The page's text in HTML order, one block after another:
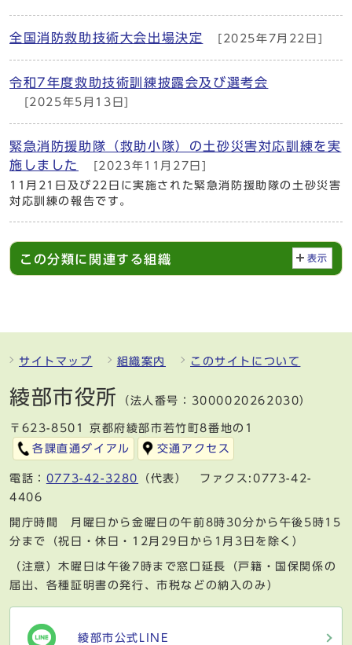
全国消防救助技術大会出場決定 [2025年7月22日]
令和7年度救助技術訓練披露会及び選考会
[2025年5月13日]
緊急消防援助隊（救助小隊）の土砂災害対応訓練を実
施しました
[2023年11月27日]
11月21日及び22日に実施された緊急消防援助隊の土砂災害
対応訓練の報告です。
この分類に関連する組織 表示
サイトマップ 組織案内 このサイトについて
綾部市役所 （法人番号：3000020262030）
〒623-8501 京都府綾部市若竹町8番地の1
各課直通ダイアル
交通アクセス
電話： 0773-42-3280
（代表） ファクス:0773-42-
4406
開庁時間 月曜日から金曜日の午前8時30分から午後5時15
分まで（祝日・休日・12月29日から1月3日を除く）
（注意）木曜日は午後7時まで窓口延長（戸籍・国保関係の
届出、各種証明書の発行、市税などの納入のみ）
綾部市公式LINE